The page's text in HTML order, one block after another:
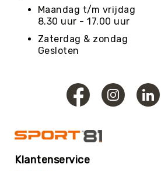
Sportpakketten
Sportpakketten
motoriek
Voelen
&
Maandag t/m vrijdag
8.30 uur - 17.00 uur
Zaterdag & zondag
Gesloten
Klantenservice